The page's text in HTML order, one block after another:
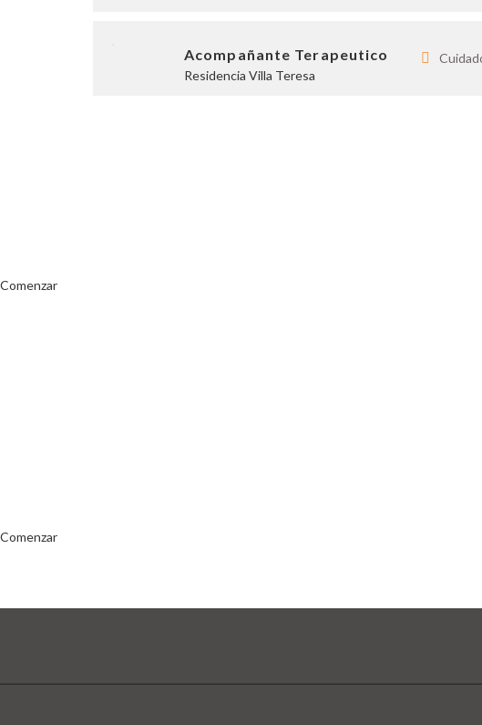
Acompañante Terapeutico
Residencia Villa Teresa
Comenzar
Comenzar